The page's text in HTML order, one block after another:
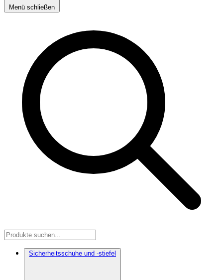
Menü schließen
Sicherheitsschuhe und -stiefel